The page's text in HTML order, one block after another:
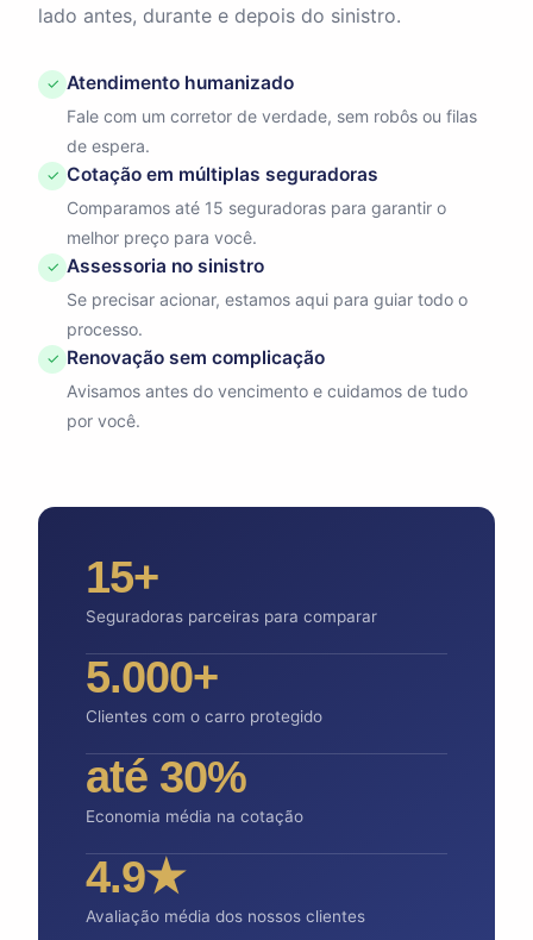
lado antes, durante e depois do sinistro.
✓ Atendimento humanizado
Fale com um corretor de verdade, sem robôs ou filas
de espera.
✓ Cotação em múltiplas seguradoras
Comparamos até 15 seguradoras para garantir o
melhor preço para você.
✓ Assessoria no sinistro
Se precisar acionar, estamos aqui para guiar todo o
processo.
✓ Renovação sem complicação
Avisamos antes do vencimento e cuidamos de tudo
por você.
15+
Seguradoras parceiras para comparar
5.000+
Clientes com o carro protegido
até 30%
Economia média na cotação
4.9★
Avaliação média dos nossos clientes